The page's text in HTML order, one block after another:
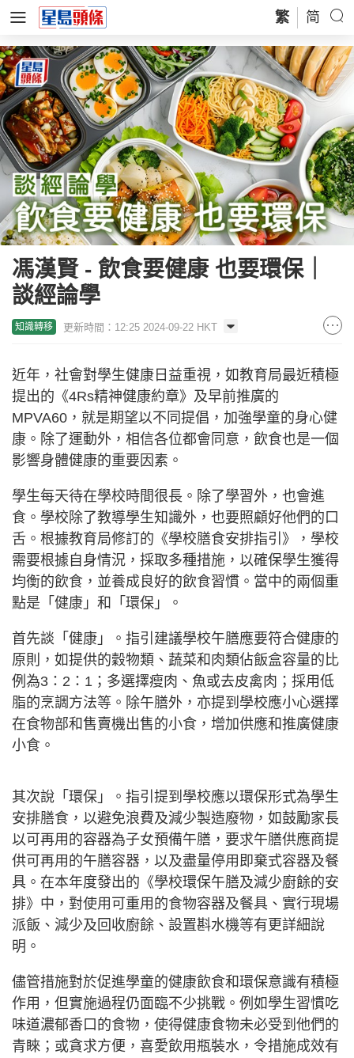
繁 简
馮漢賢 - 飲食要健康 也要環保｜
談經論學
知識轉移 更新時間：12:25 2024-09-22 HKT
近年，社會對學生健康日益重視，如教育局最近積極
提出的《4Rs精神健康約章》及早前推廣的
MPVA60，就是期望以不同提倡，加強學童的身心健
康。除了運動外，相信各位都會同意，飲食也是一個
影響身體健康的重要因素。
學生每天待在學校時間很長。除了學習外，也會進
食。學校除了教導學生知識外，也要照顧好他們的口
舌。根據教育局修訂的《學校膳食安排指引》，學校
需要根據自身情況，採取多種措施，以確保學生獲得
均衡的飲食，並養成良好的飲食習慣。當中的兩個重
點是「健康」和「環保」。
首先談「健康」。指引建議學校午膳應要符合健康的
原則，如提供的穀物類、蔬菜和肉類佔飯盒容量的比
例為3：2：1；多選擇瘦肉、魚或去皮禽肉；採用低
脂的烹調方法等。除午膳外，亦提到學校應小心選擇
在食物部和售賣機出售的小食，增加供應和推廣健康
小食。
其次說「環保」。指引提到學校應以環保形式為學生
安排膳食，以避免浪費及減少製造廢物，如鼓勵家長
以可再用的容器為子女預備午膳，要求午膳供應商提
供可再用的午膳容器，以及盡量停用即棄式容器及餐
具。在本年度發出的《學校環保午膳及減少廚餘的安
排》中，對使用可重用的食物容器及餐具、實行現場
派飯、減少及回收廚餘、設置斟水機等有更詳細說
明。
儘管措施對於促進學童的健康飲食和環保意識有積極
作用，但實施過程仍面臨不少挑戰。例如學生習慣吃
味道濃郁香口的食物，使得健康食物未必受到他們的
青睞；或貪求方便，喜愛飲用瓶裝水，令措施成效有